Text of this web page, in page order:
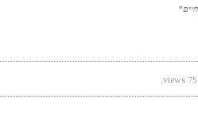
756